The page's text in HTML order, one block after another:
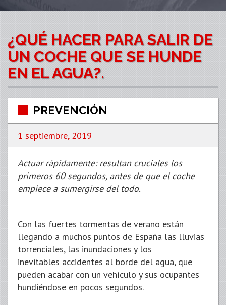
¿QUÉ HACER PARA SALIR DE
UN COCHE QUE SE HUNDE
EN EL AGUA?.
PREVENCIÓN
1 septiembre, 2019
Actuar rápidamente: resultan cruciales los
primeros 60 segundos, antes de que el coche
empiece a sumergirse del todo.
Con las fuertes tormentas de verano están
llegando a muchos puntos de España las lluvias
torrenciales, las inundaciones y los
inevitables accidentes al borde del agua, que
pueden acabar con un vehículo y sus ocupantes
hundiéndose en pocos segundos.